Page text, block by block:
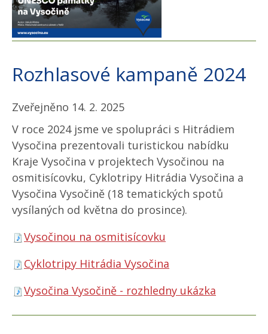
Rozhlasové kampaně 2024
Zveřejněno 14. 2. 2025
V roce 2024 jsme ve spolupráci s Hitrádiem
Vysočina prezentovali turistickou nabídku
Kraje Vysočina v projektech Vysočinou na
osmitisícovku, Cyklotripy Hitrádia Vysočina a
Vysočina Vysočině (18 tematických spotů
vysílaných od května do prosince).
Vysočinou na osmitisícovku
Cyklotripy Hitrádia Vysočina
Vysočina Vysočině - rozhledny ukázka